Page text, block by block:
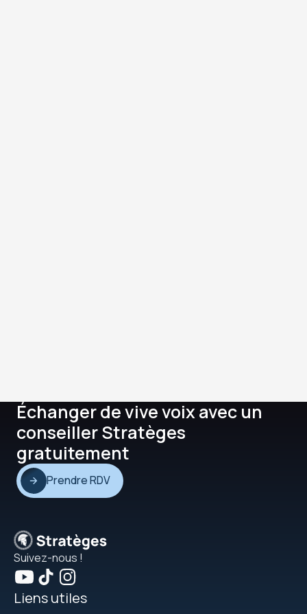
Échanger de vive voix avec un
conseiller Stratèges
gratuitement
Prendre RDV
Suivez-nous !
Liens utiles